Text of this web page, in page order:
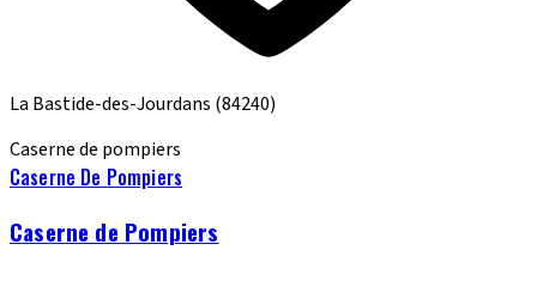
La Bastide-des-Jourdans (84240)
Caserne de pompiers
Caserne De Pompiers
Caserne de Pompiers